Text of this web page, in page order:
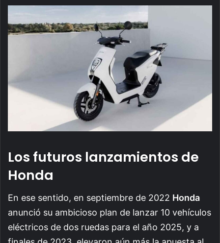
Los futuros lanzamientos de
Honda
En ese sentido, en septiembre de 2022 Honda
anunció su ambicioso plan de lanzar 10 vehículos
eléctricos de dos ruedas para el año 2025, y a